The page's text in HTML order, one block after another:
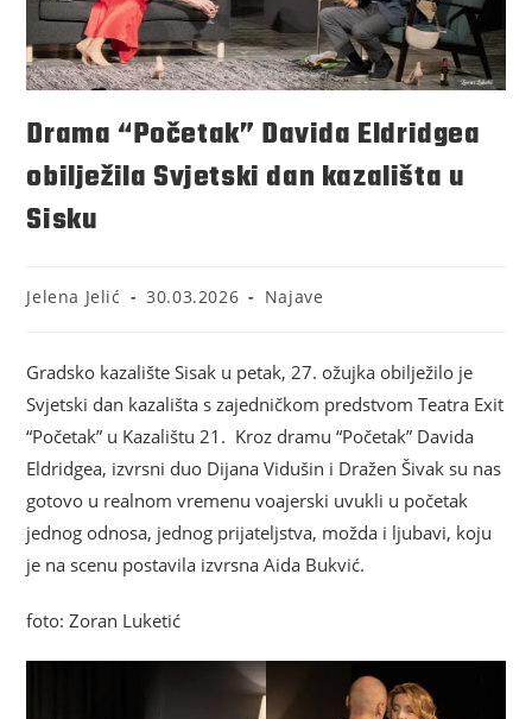
Drama “Početak” Davida Eldridgea
obilježila Svjetski dan kazališta u
Sisku
Jelena Jelić 30.03.2026 Najave
Gradsko kazalište Sisak u petak, 27. ožujka obilježilo je
Svjetski dan kazališta s zajedničkom predstvom Teatra Exit
“Početak” u Kazalištu 21. Kroz dramu “Početak” Davida
Eldridgea, izvrsni duo Dijana Vidušin i Dražen Šivak su nas
gotovo u realnom vremenu voajerski uvukli u početak
jednog odnosa, jednog prijateljstva, možda i ljubavi, koju
je na scenu postavila izvrsna Aida Bukvić.
foto: Zoran Luketić